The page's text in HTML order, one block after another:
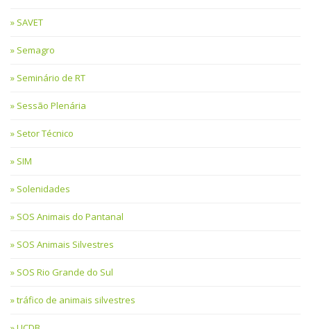
SAVET
Semagro
Seminário de RT
Sessão Plenária
Setor Técnico
SIM
Solenidades
SOS Animais do Pantanal
SOS Animais Silvestres
SOS Rio Grande do Sul
tráfico de animais silvestres